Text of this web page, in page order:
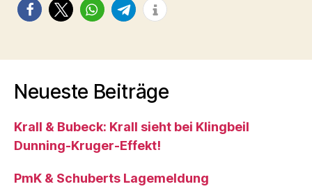
Neueste Beiträge
Krall & Bubeck: Krall sieht bei Klingbeil
Dunning-Kruger-Effekt!
PmK & Schuberts Lagemeldung